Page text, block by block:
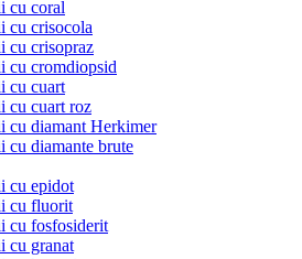
cu coral
cu crisocola
cu crisopraz
cu cromdiopsid
cu cuart
cu cuart roz
cu diamant Herkimer
cu diamante brute
cu epidot
cu fluorit
cu fosfosiderit
cu granat